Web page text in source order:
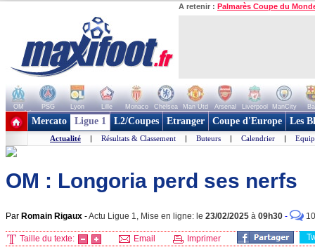
A retenir : Palmarès Coupe du
OM PSG Lyon Lille Monaco Chelsea Man Utd Arsenal Liverpool ManCity
+ de clubs
Mercato Ligue 1 L2/Coupes Etranger Coupe d'Europe Les
Actualité | Résultats & Classement | Buteurs | Calendrier |
OM : Longoria perd ses nerfs
Par Romain Rigaux -Actu Ligue 1, Mise en ligne: le 23/02/2025 à 09h30 -
Taille du texte: Email Imprimer